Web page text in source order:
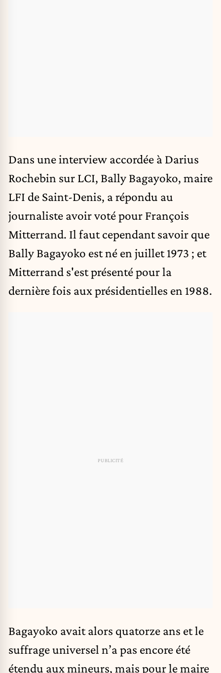
Dans une interview accordée à Darius
Rochebin sur LCI, Bally Bagayoko, maire
LFI de Saint-Denis, a répondu au
journaliste avoir voté pour François
Mitterrand. Il faut cependant savoir que
Bally Bagayoko est né en juillet 1973 ; et
Mitterrand s'est présenté pour la
dernière fois aux présidentielles en 1988.
Bagayoko avait alors quatorze ans et le
suffrage universel n’a pas encore été
étendu aux mineurs, mais pour le maire